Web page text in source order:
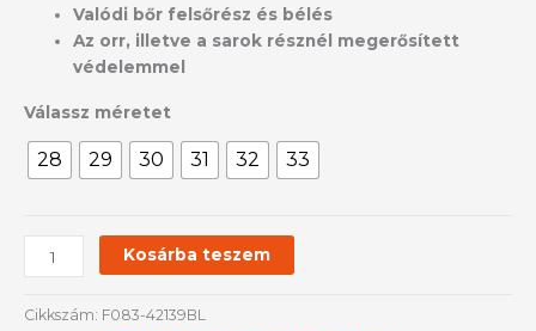
Valódi bőr felsőrész és bélés
Az orr, illetve a sarok résznél megerősített
védelemmel
Válassz méretet
28 29 30 31 32 33
Kosárba teszem
Cikkszám: F083-42139BL